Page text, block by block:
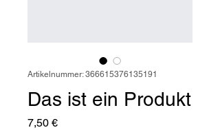
Artikelnummer: 366615376135191
Das ist ein Produkt
7,50 €Preis